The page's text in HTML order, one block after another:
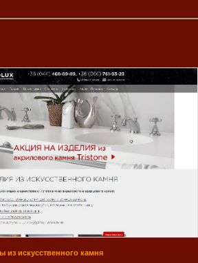
из искусственного камня